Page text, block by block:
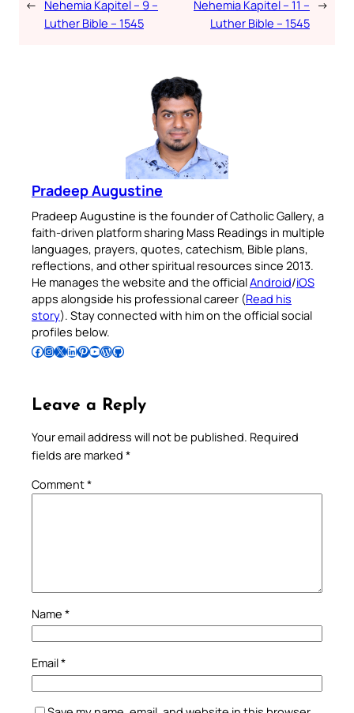
← Nehemia Kapitel – 9 –
Luther Bible – 1545
Nehemia Kapitel – 11 –
Luther Bible – 1545
→
Pradeep Augustine
Pradeep Augustine is the founder of Catholic Gallery, a
faith-driven platform sharing Mass Readings in multiple
languages, prayers, quotes, catechism, Bible plans,
reflections, and other spiritual resources since 2013.
He manages the website and the officialAndroid/iOS
apps alongside his professional career (Read his
story). Stay connected with him on the official social
profiles below.
Follow Pradeep on Facebook Follow Pradeep on InstagramFollow Pradeep on X Follow Pradeep on LinkedIn Follow Pradeep on Pinterest Subscribe to Pradeep’s Youtube Channel Follow Pradeep on WordPress Follow Pradeep on GitHub
Leave a Reply
Your email address will not be published. Required
fields are marked *
Comment*
Name *
Email*